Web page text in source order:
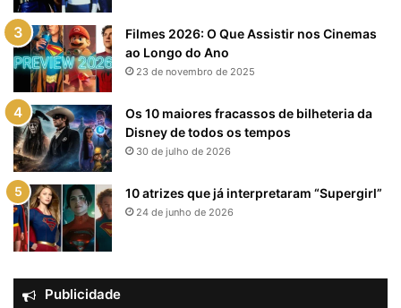
Filmes 2026: O Que Assistir nos Cinemas
ao Longo do Ano
23 de novembro de 2025
Os 10 maiores fracassos de bilheteria da
Disney de todos os tempos
30 de julho de 2026
10 atrizes que já interpretaram “Supergirl”
24 de junho de 2026
Publicidade